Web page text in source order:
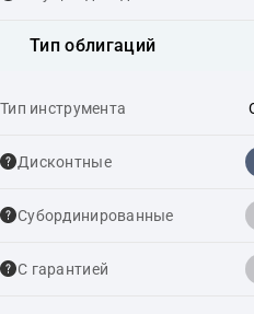
Тип облигаций
Тип инструмента
Дисконтные
Cубординированные
С гарантией